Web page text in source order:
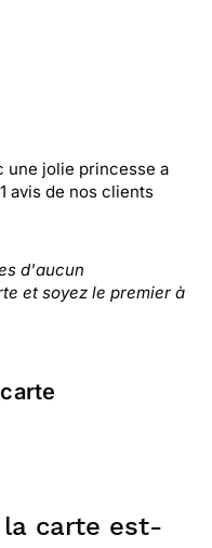
une jolie princesse a
1 avis de nos clients
d'aucun
et soyez le premier à
la carte est-